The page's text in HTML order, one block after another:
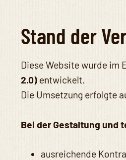
Stand der
Diese Website wurde im
2.0) entwickelt.
Die Umsetzung erfolgte
Bei der Gestaltung und
ausreichende